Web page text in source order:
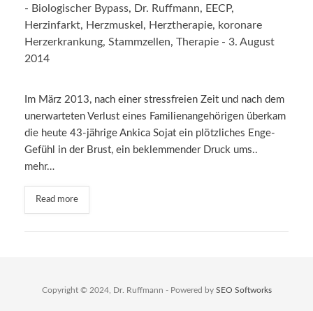
- Biologischer Bypass, Dr. Ruffmann, EECP,
Herzinfarkt, Herzmuskel , Herztherapie, koronare
Herzerkrankung, Stammzellen, Therapie - 3. August
2014
Im März 2013, nach einer stressfreien Zeit und nach dem
unerwarteten Verlust eines Familienangehörigen überkam
die heute 43-jährige Ankica Sojat ein plötzliches Enge-
Gefühl in der Brust, ein beklemmender Druck ums..
mehr…
Read more
Copyright © 2024, Dr. Ruffmann - Powered by SEO Softworks